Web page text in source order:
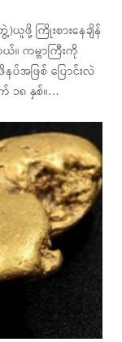
ယူဖို့ ကြိုးစားနေချိန်
။ ကမ္ဘာကြီးကို
အဖြစ် ပြောင်းလဲ
၁၈ နှစ်။…